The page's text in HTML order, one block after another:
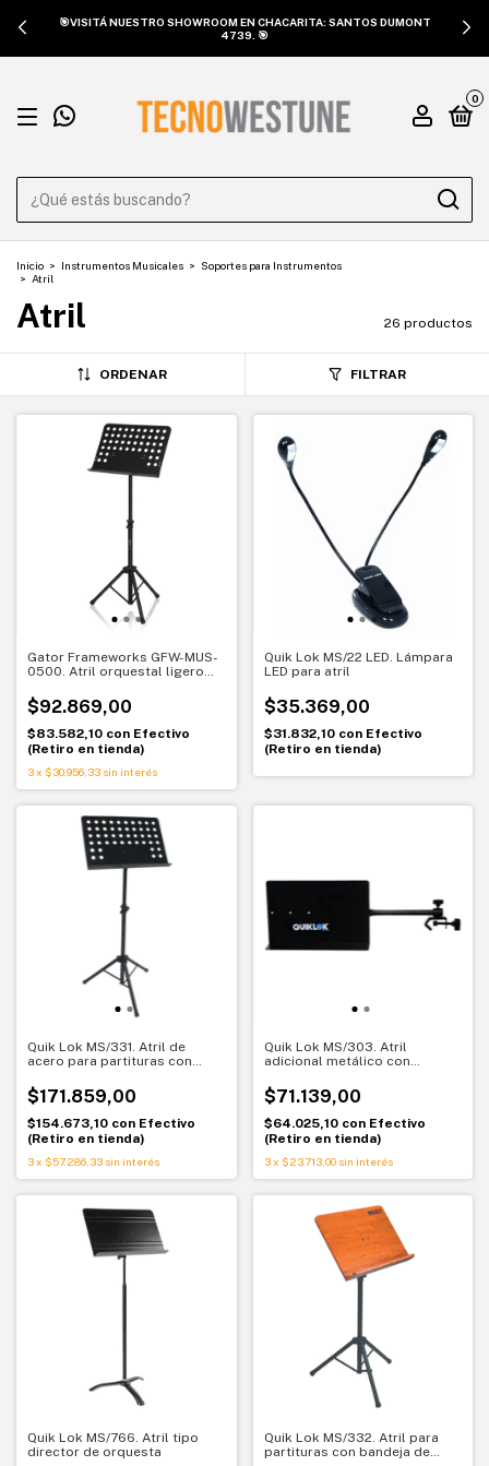
🎯VISITÁ NUESTRO SHOWROOM EN CHACARITA: SANTOS DUMONT
4739. 🎯
0
Inicio > Instrumentos Musicales > Soportes para Instrumentos
> Atril
Atril 26 productos
ORDENAR FILTRAR
Gator Frameworks GFW-MUS-
0500. Atril orquestal ligero
$92.869,00
$83.582,10 con Efectivo
(Retiro en tienda)
3x $30.956,33 sin interés
Quik Lok MS/22 LED. Lámpara
LED para atril
$35.369,00
$31.832,10 con Efectivo
(Retiro en tienda)
Quik Lok MS/331. Atril de
acero para partituras con
$171.859,00
$154.673,10 con Efectivo
(Retiro en tienda)
3x $57.286,33 sin interés
Quik Lok MS/303. Atril
adicional metálico con
$71.139,00
$64.025,10 con Efectivo
(Retiro en tienda)
3 x $23.713,00 sin interés
Quik Lok MS/766. Atril tipo
director de orquesta
Quik Lok MS/332. Atril para
partituras con bandeja de